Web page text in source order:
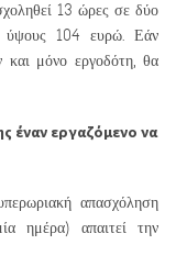
13 ώρες σε δύο
ύψους 104 ευρώ. Εάν
και μόνο εργοδότη, θα
έναν εργαζόμενο να
απασχόληση
ημέρα) απαιτεί την